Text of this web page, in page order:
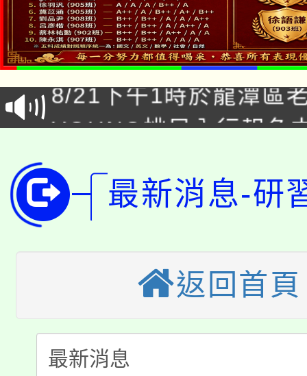
「本色祭」8/29、30在
場熱烈登場!
8/21下午1時於龍潭區
徵才活動。
YOUNG桃局內行報名
開!
115年桃園市運動會8/
田徑場及游泳池舉行。
桃園市低收入戶享有免
視費優惠，中低收入戶
半價優惠，詳情可洽有
者。
大園自造教育及科技中
份教師增能研習
大溪自造教育及科技
份教師研習
淨零綠生活教案入校路
會
115年食農教育專業人
最新消息-研
返回首頁